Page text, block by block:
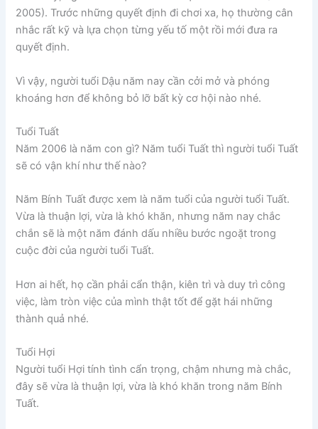
2005). Trước những quyết định đi chơi xa, họ thường cân
nhắc rất kỹ và lựa chọn từng yếu tố một rồi mới đưa ra
quyết định.
Vì vậy, người tuổi Dậu năm nay cần cởi mở và phóng
khoáng hơn để không bỏ lỡ bất kỳ cơ hội nào nhé.
Tuổi Tuất
Năm 2006 là năm con gì? Năm tuổi Tuất thì người tuổi Tuất
sẽ có vận khí như thế nào?
Năm Bính Tuất được xem là năm tuổi của người tuổi Tuất.
Vừa là thuận lợi, vừa là khó khăn, nhưng năm nay chắc
chắn sẽ là một năm đánh dấu nhiều bước ngoặt trong
cuộc đời của người tuổi Tuất.
Hơn ai hết, họ cần phải cẩn thận, kiên trì và duy trì công
việc, làm tròn việc của mình thật tốt để gặt hái những
thành quả nhé.
Tuổi Hợi
Người tuổi Hợi tính tình cẩn trọng, chậm nhưng mà chắc,
đây sẽ vừa là thuận lợi, vừa là khó khăn trong năm Bính
Tuất.